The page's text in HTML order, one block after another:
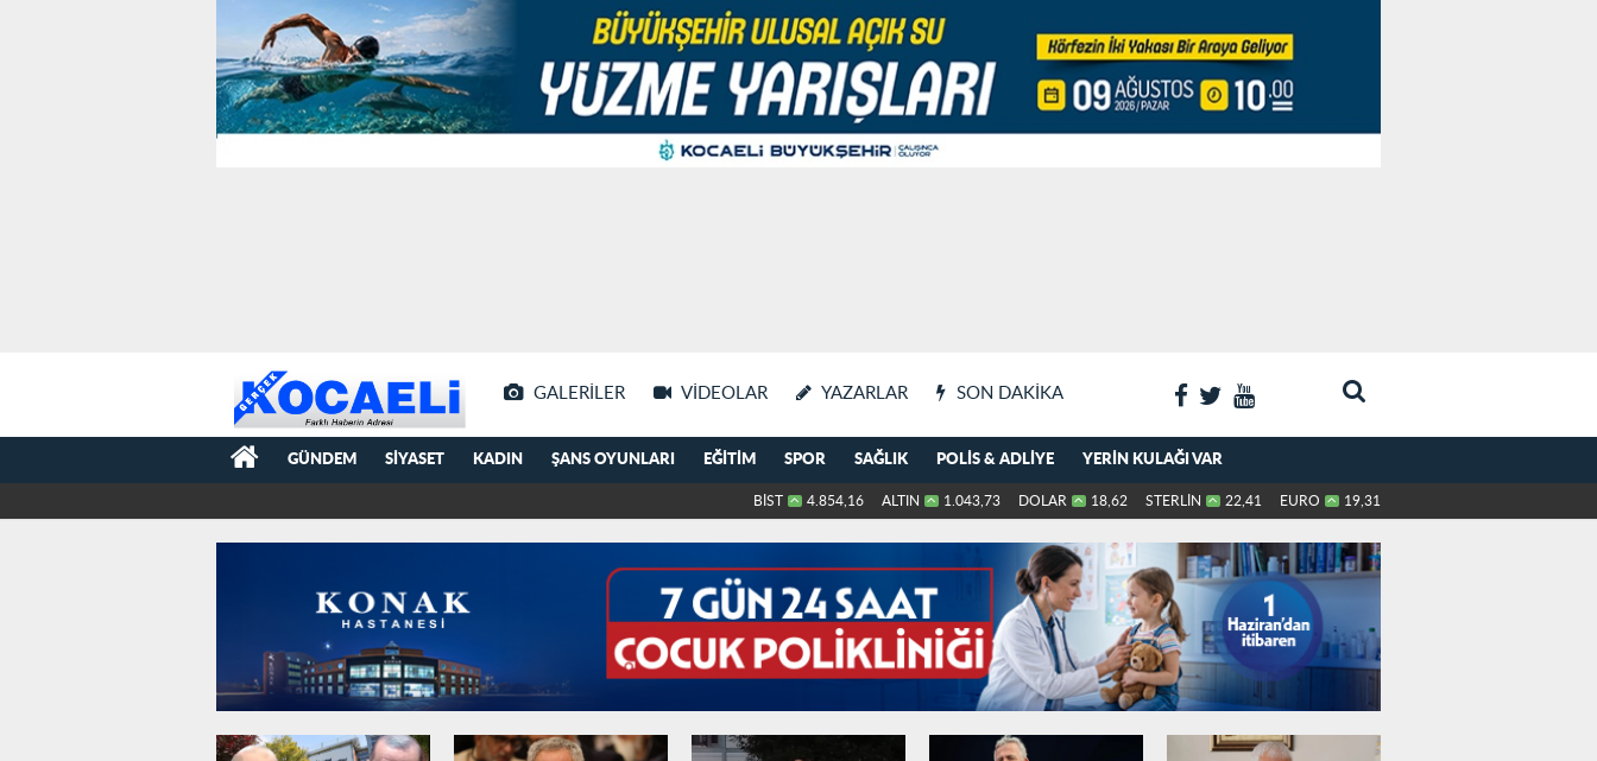
GALERILER VIDEOLAR YAZARLAR SON DAKIKA
GÜNDEM SIYASET KADIN ŞANS OYUNLARI EĞITIM SPOR SAĞLIK POLIS & ADLIYE YERIN KULAĞI VAR
BİST 4.854,16 ALTIN 1.043,73 DOLAR 18,62 STERLİN 22,41 EURO 19,31